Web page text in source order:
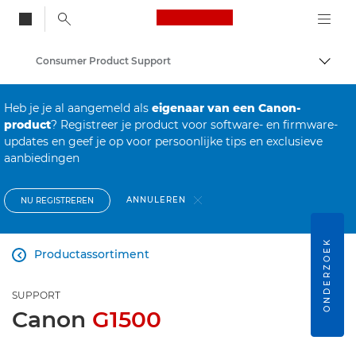
Canon Logo, back
Consumer Product Support
Heb je je al aangemeld als eigenaar van een Canon-
product? Registreer je product voor software- en firmware-
updates en geef je op voor persoonlijke tips en exclusieve
aanbiedingen
NU REGISTREREN ANNULEREN
Productassortiment

SUPPORT
Canon G1500
ONDERZOEK